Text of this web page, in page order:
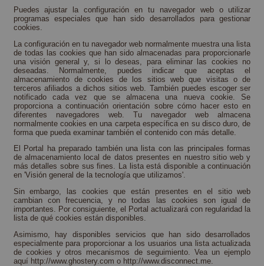
Puedes ajustar la configuración en tu navegador web o utilizar
programas especiales que han sido desarrollados para gestionar
cookies.
La configuración en tu navegador web normalmente muestra una lista
de todas las cookies que han sido almacenadas para proporcionarle
una visión general y, si lo deseas, para eliminar las cookies no
deseadas. Normalmente, puedes indicar que aceptas el
almacenamiento de cookies de los sitios web que visitas o de
terceros afiliados a dichos sitios web. También puedes escoger ser
notificado cada vez que se almacena una nueva cookie. Se
proporciona a continuación orientación sobre cómo hacer esto en
diferentes navegadores web. Tu navegador web almacena
normalmente cookies en una carpeta específica en su disco duro, de
forma que pueda examinar también el contenido con más detalle.
El Portal ha preparado también una lista con las principales formas
de almacenamiento local de datos presentes en nuestro sitio web y
más detalles sobre sus fines. La lista está disponible a continuación
en 'Visión general de la tecnología que utilizamos'.
Sin embargo, las cookies que están presentes en el sitio web
cambian con frecuencia, y no todas las cookies son igual de
importantes. Por consiguiente, el Portal actualizará con regularidad la
lista de qué cookies están disponibles.
Asimismo, hay disponibles servicios que han sido desarrollados
especialmente para proporcionar a los usuarios una lista actualizada
de cookies y otros mecanismos de seguimiento. Vea un ejemplo
aquí http://www.ghostery.com o http://www.disconnect.me.